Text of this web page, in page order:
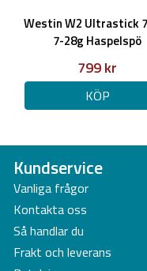
Westin W2 Ultrastick
7-28g Haspelspö
799 kr
KÖP
Kundservice
Vanliga frågor
Kontakta oss
Så handlar du
Frakt och leverans